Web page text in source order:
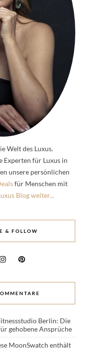
Welt des Luxus.
Experten für Luxus in
unsere persönlichen
für Menschen mit
Blog weiter...
& FOLLOW
Berlin: Die
gehobene Ansprüche
MoonSwatch enthält